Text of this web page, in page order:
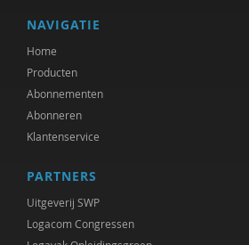
Josje Dikkers
Joep Dohmen
Simone van Dongen
Iris Hartog
NAVIGATIE
Home
Producten
Abonnementen
Abonneren
Klantenservice
PARTNERS
Uitgeverij SWP
Logacom Congressen